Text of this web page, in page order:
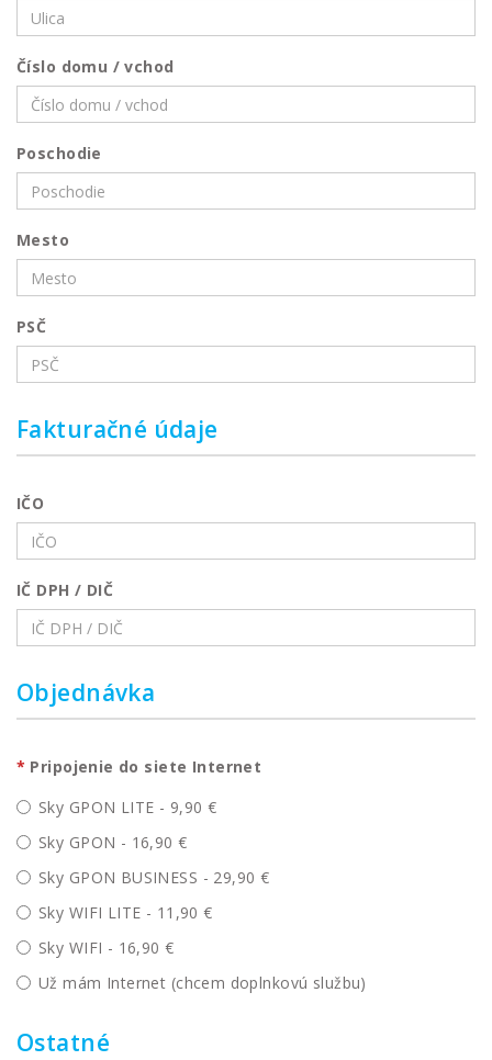
Číslo domu / vchod
Poschodie
Mesto
PSČ
Fakturačné údaje
IČO
IČ DPH / DIČ
Objednávka
Pripojenie do siete Internet
Sky GPON LITE - 9,90 €
Sky GPON - 16,90 €
Sky GPON BUSINESS - 29,90 €
Sky WIFI LITE - 11,90 €
Sky WIFI - 16,90 €
Už mám Internet (chcem doplnkovú službu)
Ostatné